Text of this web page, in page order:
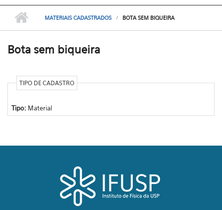
MATERIAIS CADASTRADOS BOTA SEM BIQUEIRA
Bota sem biqueira
TIPO DE CADASTRO
Tipo: Material